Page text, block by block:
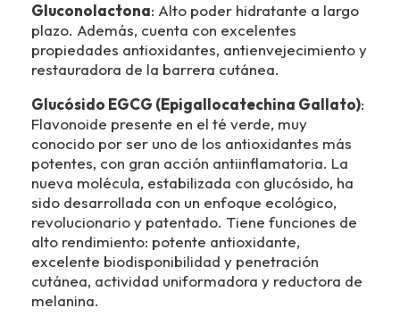
Gluconolactona: Alto poder hidratante a largo
plazo. Además, cuenta con excelentes
propiedades antioxidantes, antienvejecimiento y
restauradora de la barrera cutánea.
Glucósido EGCG (Epigallocatechina Gallato):
Flavonoide presente en el té verde, muy
conocido por ser uno de los antioxidantes más
potentes, con gran acción antiinflamatoria. La
nueva molécula, estabilizada con glucósido, ha
sido desarrollada con un enfoque ecológico,
revolucionario y patentado. Tiene funciones de
alto rendimiento: potente antioxidante,
excelente biodisponibilidad y penetración
cutánea, actividad uniformadora y reductora de
melanina.